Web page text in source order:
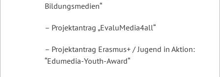
Bildungsmedien“
– Projektantrag „EvaluMedia4all“
– Projektantrag Erasmus+ / Jugend in Aktion:
“Edumedia-Youth-Award“